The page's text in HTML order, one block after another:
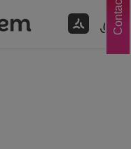
Contacts